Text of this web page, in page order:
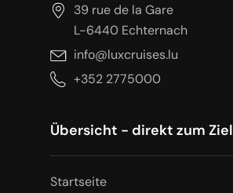
39 rue de la Gare
L-6440 Echternach
info@luxcruises.lu
+352 2775000
Übersicht - direkt zum Ziel
Startseite